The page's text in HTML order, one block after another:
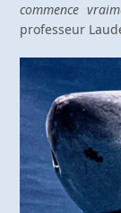
commence
professeur